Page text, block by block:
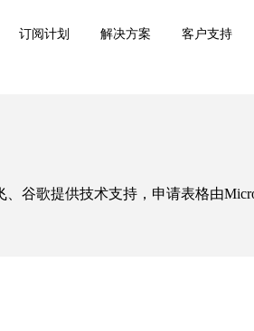
订阅计划 解决方案 客户支持
谷歌提供技术支持，申请表格由